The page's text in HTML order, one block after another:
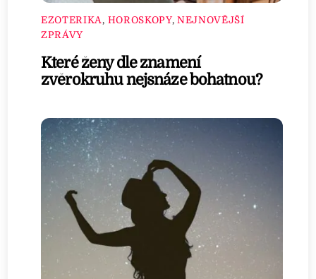
EZOTERIKA, HOROSKOPY, NEJNOVĚJŠÍ
ZPRÁVY
Které ženy dle znamení
zvěrokruhu nejsnáze bohatnou?